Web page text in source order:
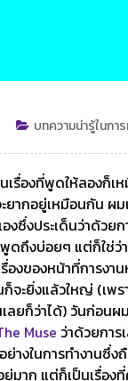
บทความน่ารู้ในกา
เรื่องที่พูดให้ลองก็เ
ยากอยู่เหมือนกัน ผม
ซึ่งประเด็นว่าด้วยก
ดถึงบ่อยๆ แต่ก็ใช่ว่
องของหน้าที่การงา
ก็จะยิ่งแล้วใหญ่ (เพ
ลยก็ว่าได้) วันก่อนผ
Muse ว่าด้วยการ
างในการทำงานซึ่ง
ยู่มาก แต่ก็เป็นเรื่อง